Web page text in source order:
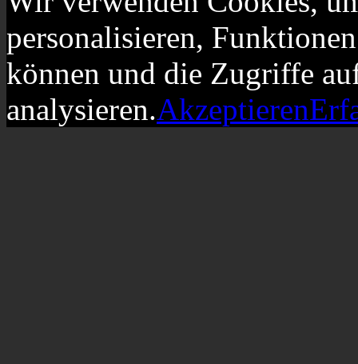
personalisieren,
können und die Zugriffe
analysieren.Akzeptieren